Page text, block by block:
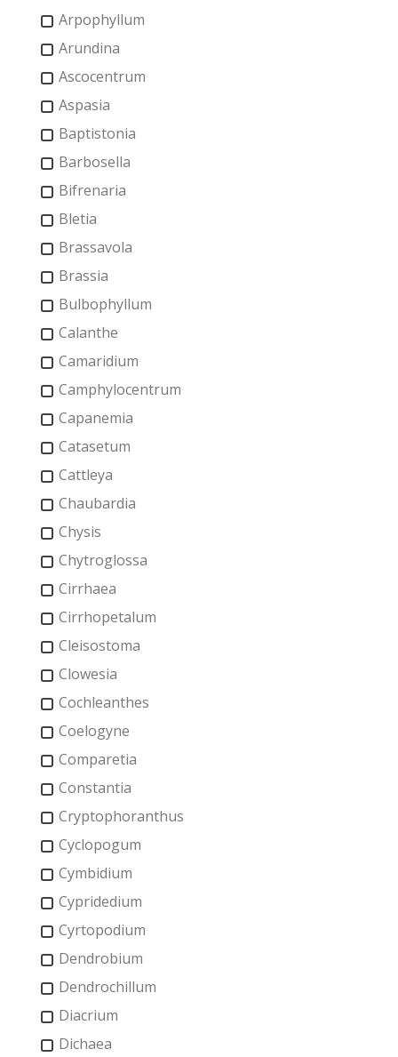
Arpophyllum
Arundina
Ascocentrum
Aspasia
Baptistonia
Barbosella
Bifrenaria
Bletia
Brassavola
Brassia
Bulbophyllum
Calanthe
Camaridium
Camphylocentrum
Capanemia
Catasetum
Cattleya
Chaubardia
Chysis
Chytroglossa
Cirrhaea
Cirrhopetalum
Cleisostoma
Clowesia
Cochleanthes
Coelogyne
Comparetia
Constantia
Cryptophoranthus
Cyclopogum
Cymbidium
Cypridedium
Cyrtopodium
Dendrobium
Dendrochillum
Diacrium
Dichaea